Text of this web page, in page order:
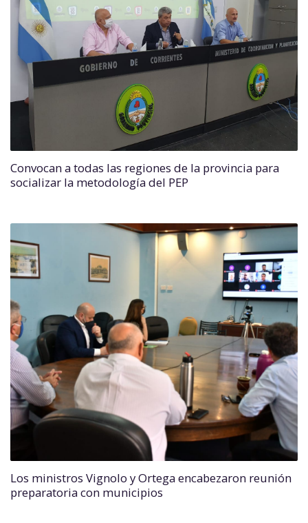
Convocan a todas las regiones de la provincia para
socializar la metodología del PEP
Los ministros Vignolo y Ortega encabezaron reunión
preparatoria con municipios